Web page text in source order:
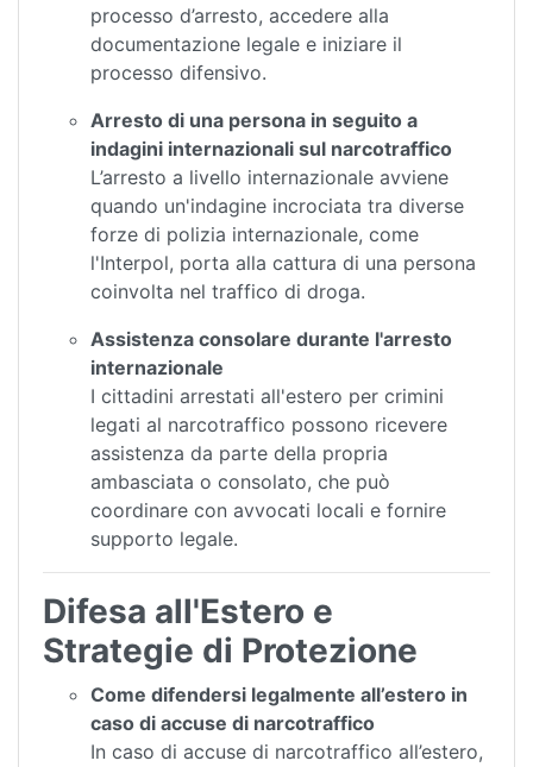
processo d’arresto, accedere alla
documentazione legale e iniziare il
processo difensivo.
Arresto di una persona in seguito a
indagini internazionali sul narcotraffico
L’arresto a livello internazionale avviene
quando un'indagine incrociata tra diverse
forze di polizia internazionale, come
l'Interpol, porta alla cattura di una persona
coinvolta nel traffico di droga.
Assistenza consolare durante l'arresto
internazionale
I cittadini arrestati all'estero per crimini
legati al narcotraffico possono ricevere
assistenza da parte della propria
ambasciata o consolato, che può
coordinare con avvocati locali e fornire
supporto legale.
Difesa all'Estero e
Strategie di Protezione
Come difendersi legalmente all’estero in
caso di accuse di narcotraffico
In caso di accuse di narcotraffico all’estero,